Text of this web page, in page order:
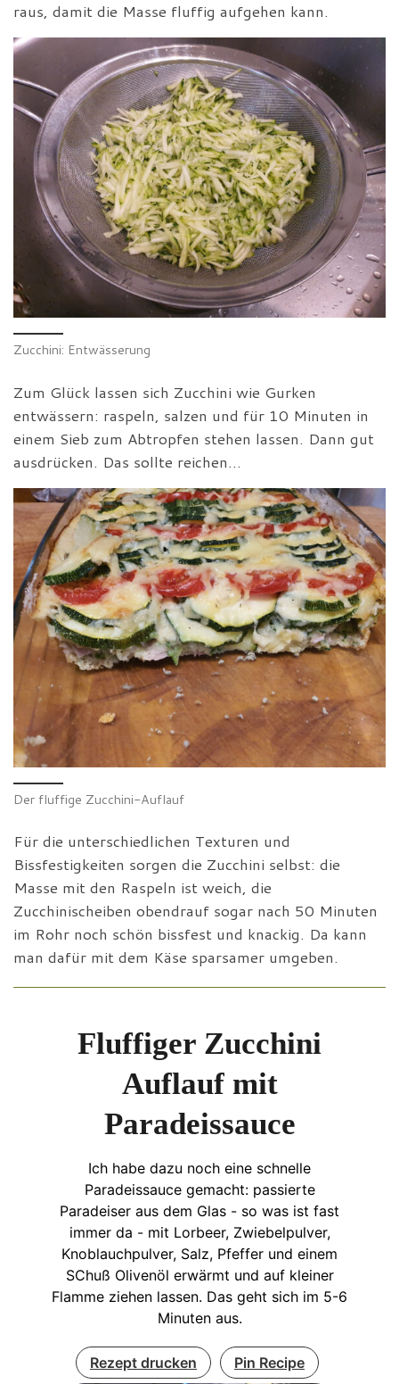
raus, damit die Masse fluffig aufgehen kann.
Zucchini: Entwässerung
Zum Glück lassen sich Zucchini wie Gurken
entwässern: raspeln, salzen und für 10 Minuten in
einem Sieb zum Abtropfen stehen lassen. Dann gut
ausdrücken. Das sollte reichen…
Der fluffige Zucchini-Auflauf
Für die unterschiedlichen Texturen und
Bissfestigkeiten sorgen die Zucchini selbst: die
Masse mit den Raspeln ist weich, die
Zucchinischeiben obendrauf sogar nach 50 Minuten
im Rohr noch schön bissfest und knackig. Da kann
man dafür mit dem Käse sparsamer umgeben.
Fluffiger Zucchini
Auflauf mit
Paradeissauce
Ich habe dazu noch eine schnelle
Paradeissauce gemacht: passierte
Paradeiser aus dem Glas - so was ist fast
immer da - mit Lorbeer, Zwiebelpulver,
Knoblauchpulver, Salz, Pfeffer und einem
SChuß Olivenöl erwärmt und auf kleiner
Flamme ziehen lassen. Das geht sich im 5-6
Minuten aus.
Rezept drucken Pin Recipe